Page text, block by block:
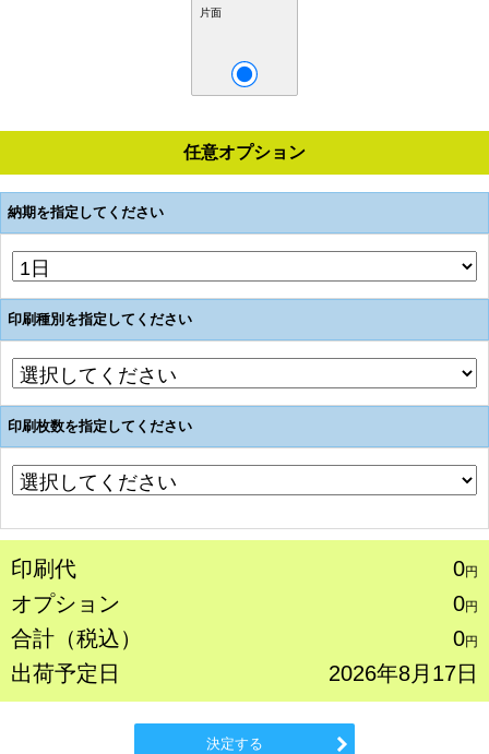
片面
任意オプション
納期を指定してください
印刷種別を指定してください
印刷枚数を指定してください
印刷代 0円
オプション 0円
合計（税込） 0円
出荷予定日 2026年8月17日
決定する